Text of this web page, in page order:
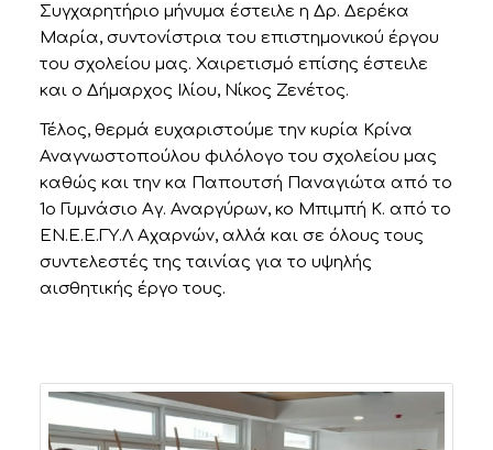
Συγχαρητήριο μήνυμα έστειλε η Δρ. Δερέκα
Μαρία, συντονίστρια του επιστημονικού έργου
του σχολείου μας. Χαιρετισμό επίσης έστειλε
και ο Δήμαρχος Ιλίου, Νίκος Ζενέτος.
Τέλος, θερμά ευχαριστούμε την κυρία Κρίνα
Αναγνωστοπούλου φιλόλογο του σχολείου μας
καθώς και την κα Παπουτσή Παναγιώτα από το
1ο Γυμνάσιο Αγ. Αναργύρων, κο Μπιμπή Κ. από το
ΕΝ.Ε.Ε.ΓΥ.Λ Αχαρνών, αλλά και σε όλους τους
συντελεστές της ταινίας για το υψηλής
αισθητικής έργο τους.